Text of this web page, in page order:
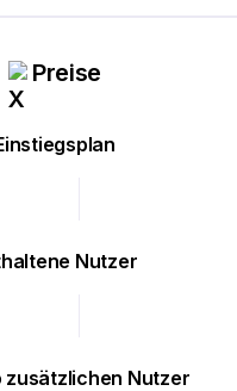
Preise
Nutzer
zusätzlichen Nutzer